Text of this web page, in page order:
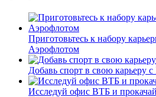
Приготовьтесь к набору
Аэрофлотом
Добавь спорт в свою карьеру с
Исследуй офис ВТБ и